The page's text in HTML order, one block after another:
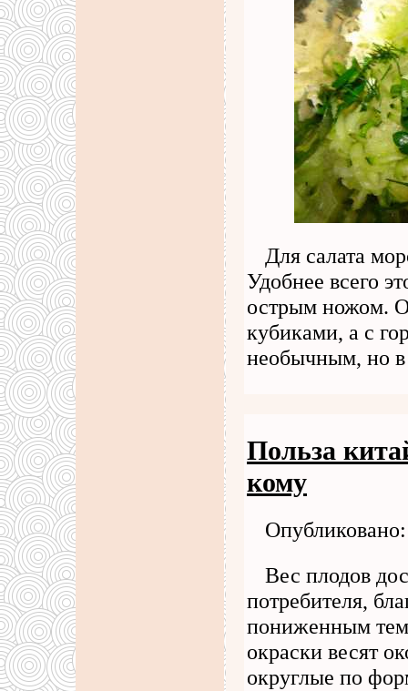
Для салата
Удобнее всего
острым ножом.
кубиками, а с
необычным, но
Польза
кому
Вес плодов
потребителя,
пониженным
окраски весят
округлые по